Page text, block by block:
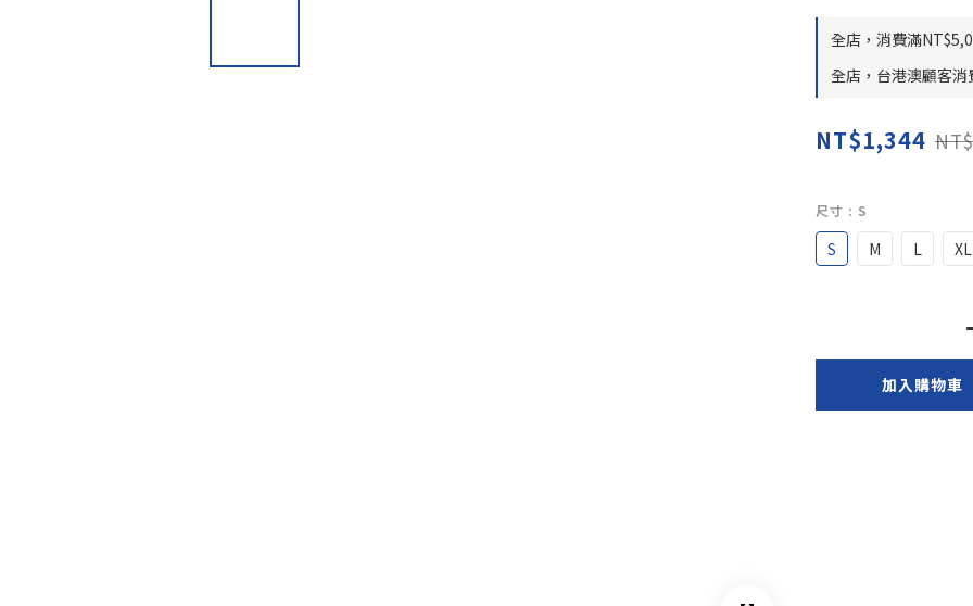
全店，消費滿
全店，台港澳顧客
NT$1,344
尺寸 : S
S M L XL
加入購物車